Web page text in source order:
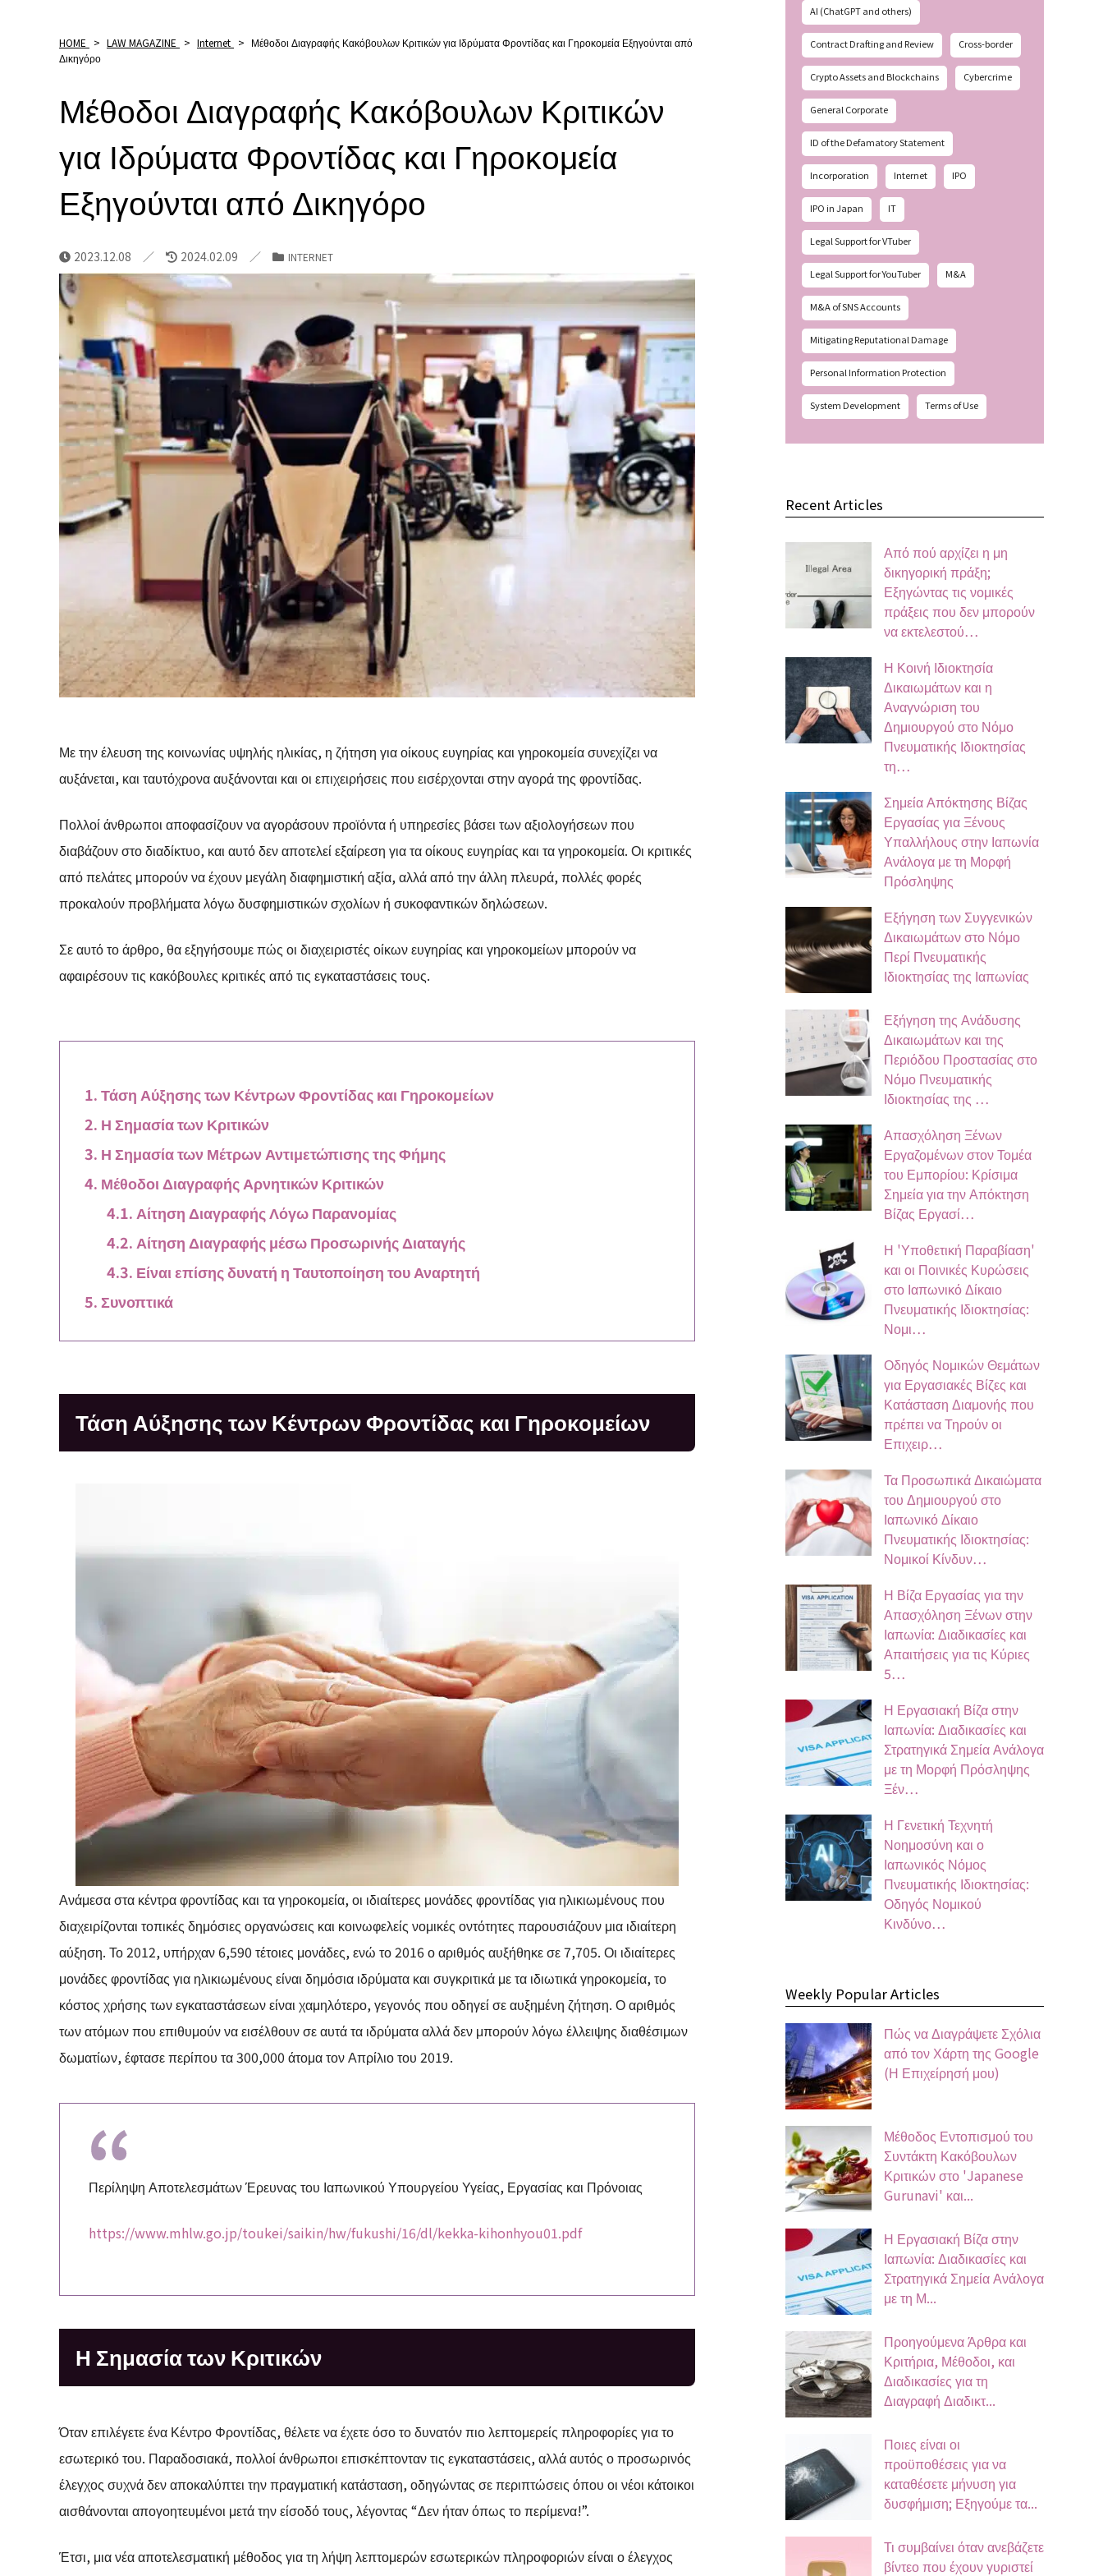
HOME > LAW MAGAZINE > Internet > Μέθοδοι Διαγραφής Κακόβουλων Κριτικών για Ιδρύματα Φροντίδας και Γηροκομεία Εξηγούνται από
Δικηγόρο
Μέθοδοι Διαγραφής Κακόβουλων Κριτικών
για Ιδρύματα Φροντίδας και Γηροκομεία
Εξηγούνται από Δικηγόρο
2023.12.08 2024.02.09 INTERNET
Με την έλευση της κοινωνίας υψηλής ηλικίας, η ζήτηση για οίκους ευγηρίας και γηροκομεία συνεχίζει να
αυξάνεται, και ταυτόχρονα αυξάνονται και οι επιχειρήσεις που εισέρχονται στην αγορά της φροντίδας.
Πολλοί άνθρωποι αποφασίζουν να αγοράσουν προϊόντα ή υπηρεσίες βάσει των αξιολογήσεων που
διαβάζουν στο διαδίκτυο, και αυτό δεν αποτελεί εξαίρεση για τα οίκους ευγηρίας και τα γηροκομεία. Οι κριτικές
από πελάτες μπορούν να έχουν μεγάλη διαφημιστική αξία, αλλά από την άλλη πλευρά, πολλές φορές
προκαλούν προβλήματα λόγω δυσφημιστικών σχολίων ή συκοφαντικών δηλώσεων.
Σε αυτό το άρθρο, θα εξηγήσουμε πώς οι διαχειριστές οίκων ευγηρίας και γηροκομείων μπορούν να
αφαιρέσουν τις κακόβουλες κριτικές από τις εγκαταστάσεις τους.
Τάση Αύξησης των Κέντρων Φροντίδας και Γηροκομείων
Η Σημασία των Κριτικών
Η Σημασία των Μέτρων Αντιμετώπισης της Φήμης
Μέθοδοι Διαγραφής Αρνητικών Κριτικών
Αίτηση Διαγραφής Λόγω Παρανομίας
Αίτηση Διαγραφής μέσω Προσωρινής Διαταγής
Είναι επίσης δυνατή η Ταυτοποίηση του Αναρτητή
Συνοπτικά
Τάση Αύξησης των Κέντρων Φροντίδας και Γηροκομείων
Ανάμεσα στα κέντρα φροντίδας και τα γηροκομεία, οι ιδιαίτερες μονάδες φροντίδας για ηλικιωμένους που
διαχειρίζονται τοπικές δημόσιες οργανώσεις και κοινωφελείς νομικές οντότητες παρουσιάζουν μια ιδιαίτερη
αύξηση. Το 2012, υπήρχαν 6,590 τέτοιες μονάδες, ενώ το 2016 ο αριθμός αυξήθηκε σε 7,705. Οι ιδιαίτερες
μονάδες φροντίδας για ηλικιωμένους είναι δημόσια ιδρύματα και συγκριτικά με τα ιδιωτικά γηροκομεία, το
κόστος χρήσης των εγκαταστάσεων είναι χαμηλότερο, γεγονός που οδηγεί σε αυξημένη ζήτηση. Ο αριθμός
των ατόμων που επιθυμούν να εισέλθουν σε αυτά τα ιδρύματα αλλά δεν μπορούν λόγω έλλειψης διαθέσιμων
δωματίων, έφτασε περίπου τα 300,000 άτομα τον Απρίλιο του 2019.
Περίληψη Αποτελεσμάτων Έρευνας του Ιαπωνικού Υπουργείου Υγείας, Εργασίας και Πρόνοιας
https://www.mhlw.go.jp/toukei/saikin/hw/fukushi/16/dl/kekka-kihonhyou01.pdf
Η Σημασία των Κριτικών
Όταν επιλέγετε ένα Κέντρο Φροντίδας, θέλετε να έχετε όσο το δυνατόν πιο λεπτομερείς πληροφορίες για το
εσωτερικό του. Παραδοσιακά, πολλοί άνθρωποι επισκέπτονταν τις εγκαταστάσεις, αλλά αυτός ο προσωρινός
έλεγχος συχνά δεν αποκαλύπτει την πραγματική κατάσταση, οδηγώντας σε περιπτώσεις όπου οι νέοι κάτοικοι
αισθάνονται απογοητευμένοι μετά την είσοδό τους, λέγοντας “Δεν ήταν όπως το περίμενα!”.
Έτσι, μια νέα αποτελεσματική μέθοδος για τη λήψη λεπτομερών εσωτερικών πληροφοριών είναι ο έλεγχος
AI (ChatGPT and others)
Contract Drafting and Review Cross-border
Crypto Assets and Blockchains Cybercrime
General Corporate
ID of the Defamatory Statement
Incorporation Internet IPO
IPO in Japan IT
Legal Support for VTuber
Legal Support for YouTuber M&A
M&A of SNS Accounts
Mitigating Reputational Damage
Personal Information Protection
System Development Terms of Use
Recent Articles
Από πού αρχίζει η μη
δικηγορική πράξη;
Εξηγώντας τις νομικές
πράξεις που δεν μπορούν
να εκτελεστού…
Η Κοινή Ιδιοκτησία
Δικαιωμάτων και η
Αναγνώριση του
Δημιουργού στο Νόμο
Πνευματικής Ιδιοκτησίας
τη…
Σημεία Απόκτησης Βίζας
Εργασίας για Ξένους
Υπαλλήλους στην Ιαπωνία
Ανάλογα με τη Μορφή
Πρόσληψης
Εξήγηση των Συγγενικών
Δικαιωμάτων στο Νόμο
Περί Πνευματικής
Ιδιοκτησίας της Ιαπωνίας
Εξήγηση της Ανάδυσης
Δικαιωμάτων και της
Περιόδου Προστασίας στο
Νόμο Πνευματικής
Ιδιοκτησίας της …
Απασχόληση Ξένων
Εργαζομένων στον Τομέα
του Εμπορίου: Κρίσιμα
Σημεία για την Απόκτηση
Βίζας Εργασί…
Η 'Υποθετική Παραβίαση'
και οι Ποινικές Κυρώσεις
στο Ιαπωνικό Δίκαιο
Πνευματικής Ιδιοκτησίας:
Νομι…
Οδηγός Νομικών Θεμάτων
για Εργασιακές Βίζες και
Κατάσταση Διαμονής που
πρέπει να Τηρούν οι
Επιχειρ…
Τα Προσωπικά Δικαιώματα
του Δημιουργού στο
Ιαπωνικό Δίκαιο
Πνευματικής Ιδιοκτησίας:
Νομικοί Κίνδυν…
Η Βίζα Εργασίας για την
Απασχόληση Ξένων στην
Ιαπωνία: Διαδικασίες και
Απαιτήσεις για τις Κύριες
5…
Η Εργασιακή Βίζα στην
Ιαπωνία: Διαδικασίες και
Στρατηγικά Σημεία Ανάλογα
με τη Μορφή Πρόσληψης
Ξέν…
Η Γενετική Τεχνητή
Νοημοσύνη και ο
Ιαπωνικός Νόμος
Πνευματικής Ιδιοκτησίας:
Οδηγός Νομικού
Κινδύνο…
Weekly Popular Articles
Πώς να Διαγράψετε Σχόλια
από τον Χάρτη της Google
(Η Επιχείρησή μου)
Μέθοδος Εντοπισμού του
Συντάκτη Κακόβουλων
Κριτικών στο 'Japanese
Gurunavi' και...
Η Εργασιακή Βίζα στην
Ιαπωνία: Διαδικασίες και
Στρατηγικά Σημεία Ανάλογα
με τη Μ...
Προηγούμενα Άρθρα και
Κριτήρια, Μέθοδοι, και
Διαδικασίες για τη
Διαγραφή Διαδικτ...
Ποιες είναι οι
προϋποθέσεις για να
καταθέσετε μήνυση για
δυσφήμιση; Εξηγούμε τα...
Τι συμβαίνει όταν ανεβάζετε
βίντεο που έχουν γυριστεί